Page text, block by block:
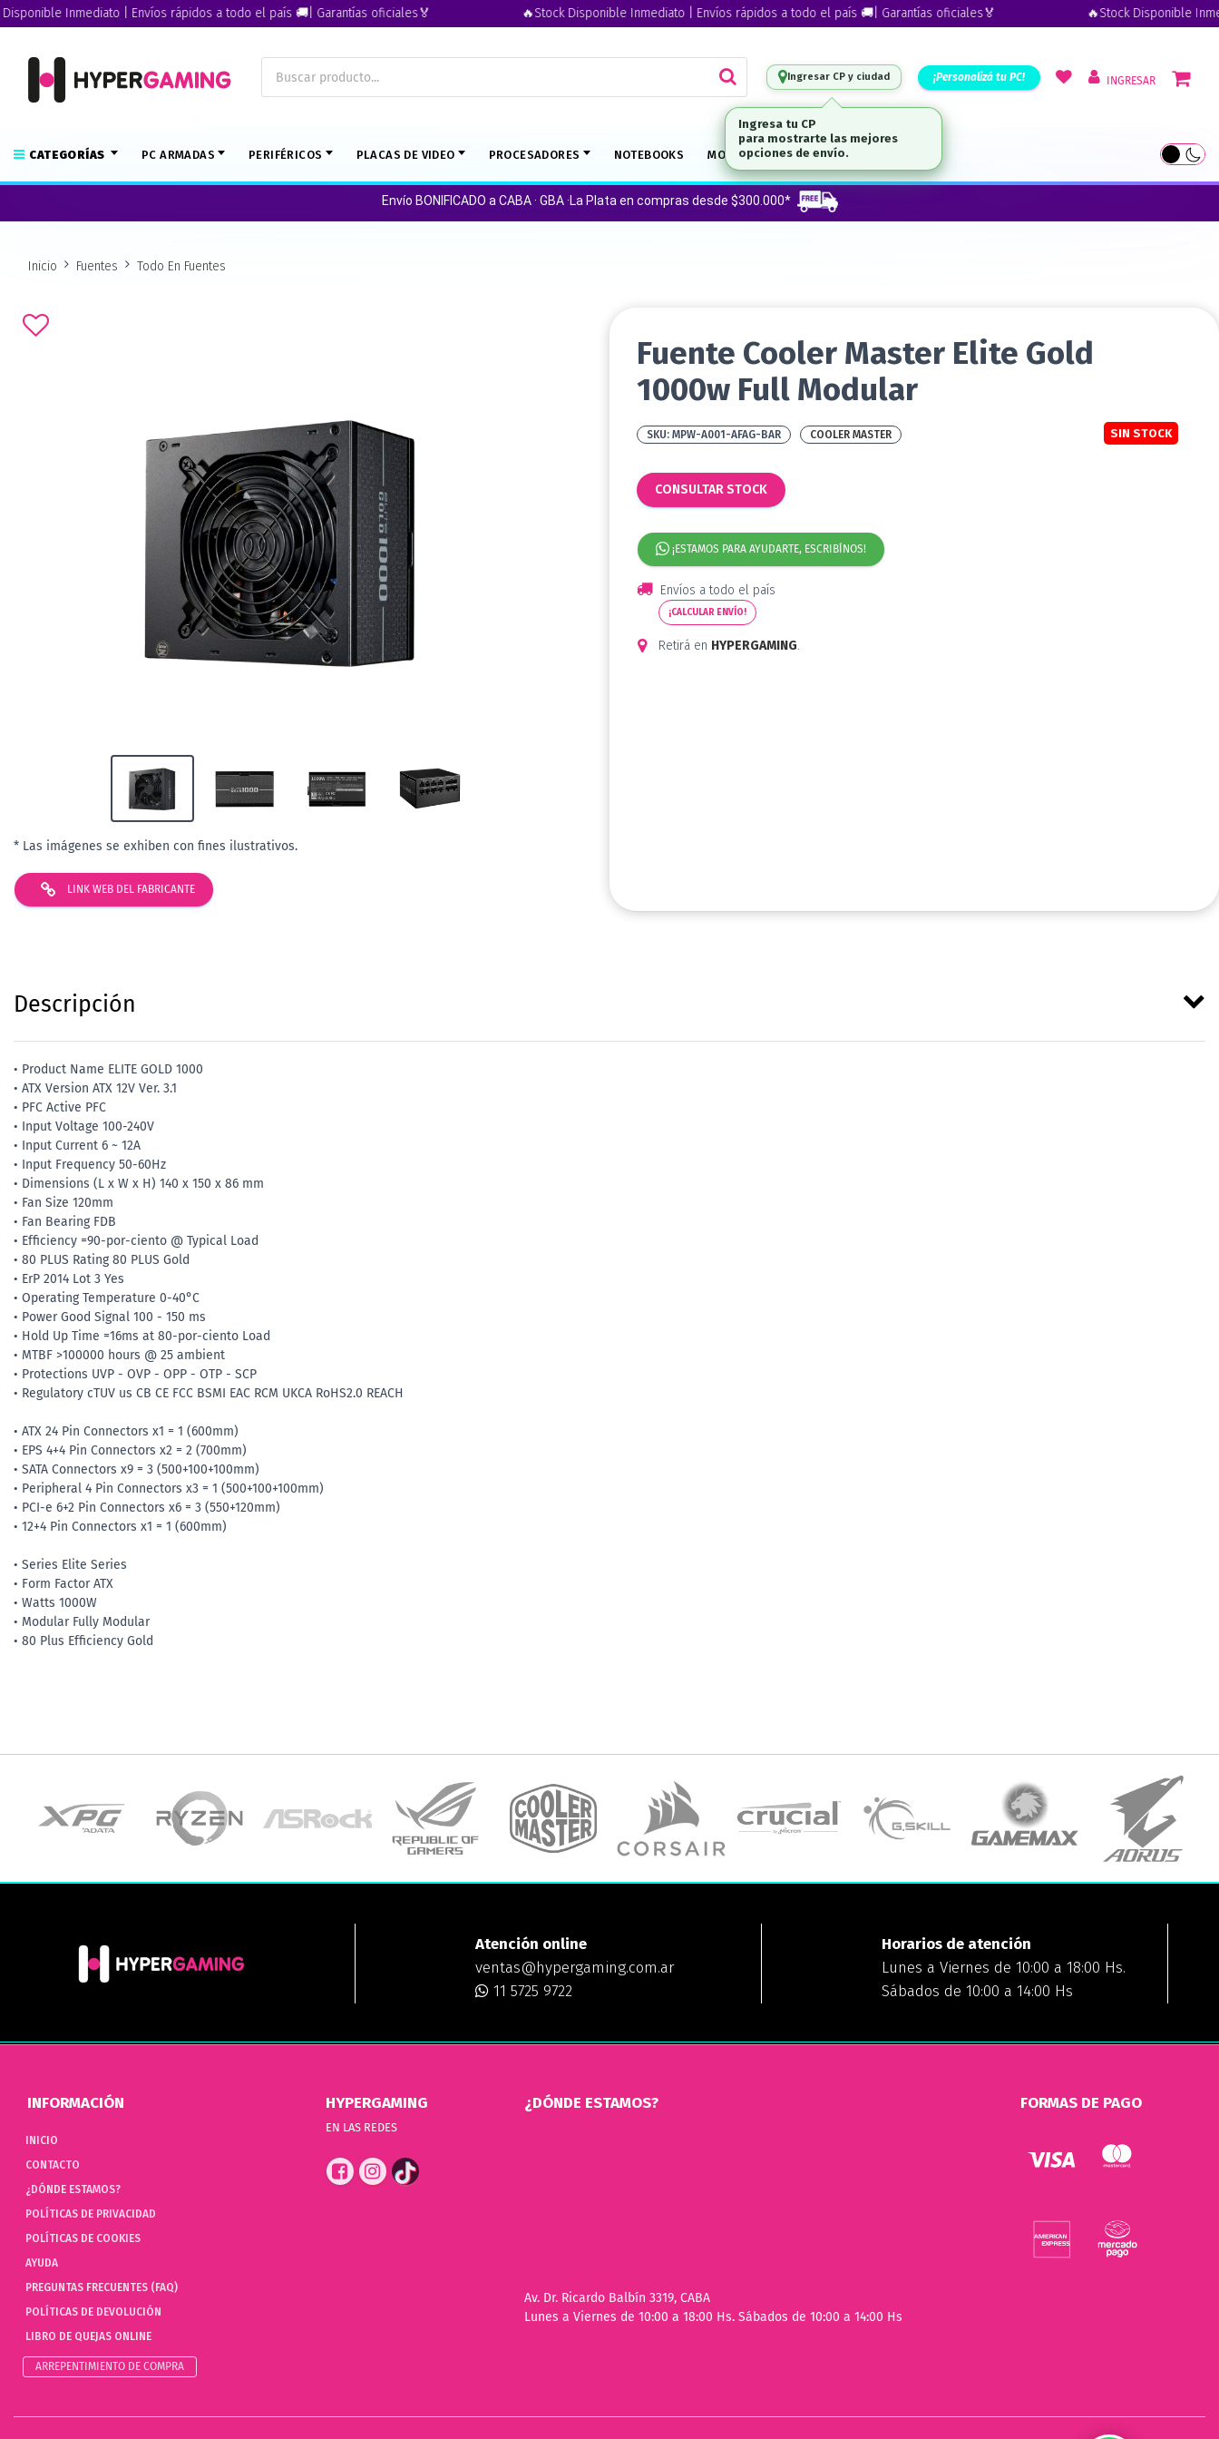
Inmediato | Envíos rápidos a todo el país 🚚| Garantías oficiales🏅 🔥Stock Disponible Inmediato | Envíos rápidos a todo el país 🚚| Garantías oficiales🏅 🔥Stock Disponible
Ingresar CP y ciudad ¡Personalizá tu PC! INGRESAR
CATEGORÍAS PC ARMADAS PERIFÉRICOS PLACAS DE VIDEO PROCESADORES NOTEBOOKS MONITORES OUTLET
Envío BONIFICADO a CABA · GBA ·La Plata en compras desde $300.000*
Inicio Fuentes Todo En Fuentes
* Las imágenes se exhiben con fines ilustrativos.
LINK WEB DEL FABRICANTE
Fuente Cooler Master Elite Gold
1000w Full Modular
MPW-A001-AFAG-BAR SIN STOCK
COOLER MASTER
CONSULTAR STOCK
¡ESTAMOS PARA AYUDARTE, ESCRIBÍNOS!
Envíos a todo el país
¡CALCULAR ENVÍO!
Retirá en HYPERGAMING.
Descripción
• Product Name ELITE GOLD 1000
• ATX Version ATX 12V Ver. 3.1
• PFC Active PFC
• Input Voltage 100-240V
• Input Current 6 ~ 12A
• Input Frequency 50-60Hz
• Dimensions (L x W x H) 140 x 150 x 86 mm
• Fan Size 120mm
• Fan Bearing FDB
• Efficiency =90-por-ciento @ Typical Load
• 80 PLUS Rating 80 PLUS Gold
• ErP 2014 Lot 3 Yes
• Operating Temperature 0-40°C
• Power Good Signal 100 - 150 ms
• Hold Up Time =16ms at 80-por-ciento Load
• MTBF >100000 hours @ 25 ambient
• Protections UVP - OVP - OPP - OTP - SCP
• Regulatory cTUV us CB CE FCC BSMI EAC RCM UKCA RoHS2.0 REACH
• ATX 24 Pin Connectors x1 = 1 (600mm)
• EPS 4+4 Pin Connectors x2 = 2 (700mm)
• SATA Connectors x9 = 3 (500+100+100mm)
• Peripheral 4 Pin Connectors x3 = 1 (500+100+100mm)
• PCI-e 6+2 Pin Connectors x6 = 3 (550+120mm)
• 12+4 Pin Connectors x1 = 1 (600mm)
• Series Elite Series
• Form Factor ATX
• Watts 1000W
• Modular Fully Modular
• 80 Plus Efficiency Gold
Atención online
ventas@hypergaming.com.ar
11 5725 9722
Horarios de atención
Lunes a Viernes de 10:00 a 18:00 Hs.
Sábados de 10:00 a 14:00 Hs
INFORMACIÓN
INICIO
CONTACTO
¿DÓNDE ESTAMOS?
POLÍTICAS DE PRIVACIDAD
POLÍTICAS DE COOKIES
AYUDA
PREGUNTAS FRECUENTES (FAQ)
POLÍTICAS DE DEVOLUCIÓN
LIBRO DE QUEJAS ONLINE
ARREPENTIMIENTO DE COMPRA
HYPERGAMING
EN LAS REDES
¿DÓNDE ESTAMOS?
Av. Dr. Ricardo Balbín 3319, CABA
Lunes a Viernes de 10:00 a 18:00 Hs. Sábados de 10:00 a 14:00 Hs
FORMAS DE PAGO